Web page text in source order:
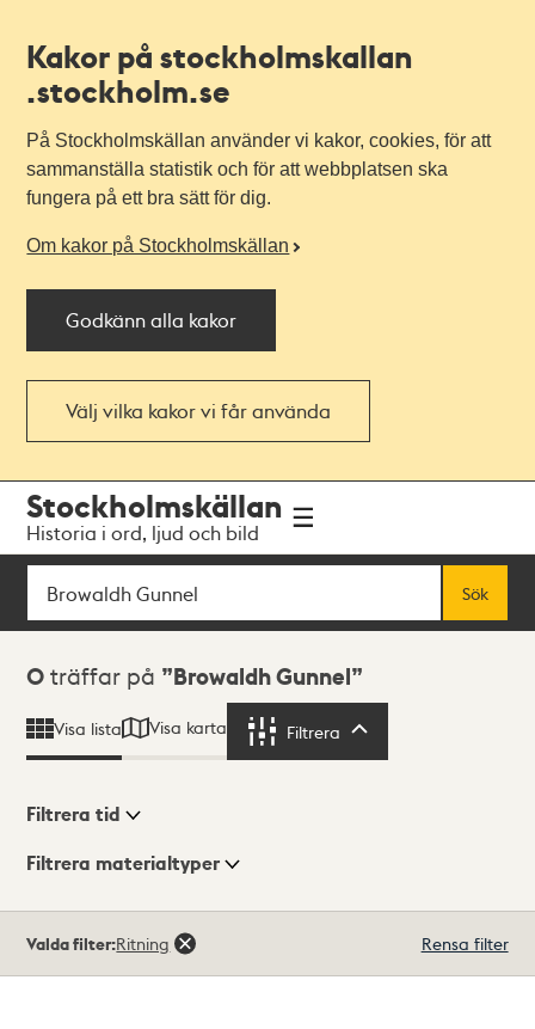
Kakor på stockholmskallan
.stockholm.se
På Stockholmskällan använder vi kakor, cookies, för att
sammanställa statistik och för att webbplatsen ska
fungera på ett bra sätt för dig.
Om kakor på Stockholmskällan
Godkänn alla kakor
Välj vilka kakor vi får använda
navigationen
huvudinnehållet
Stockholmskällan
Historia i ord, ljud och bild
Sök
Sök
Sökresultat
0 träffar på Browaldh Gunnel
Visa lista Visa karta Filtrera
Visningsläge
Filtrera tid
Filtrera materialtyper
träffar
Valda filter:Ritning Rensa filter